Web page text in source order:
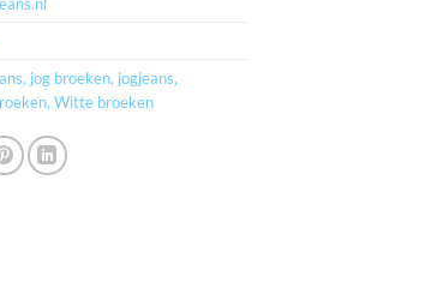
, jog broeken, jogjeans,
, Witte broeken